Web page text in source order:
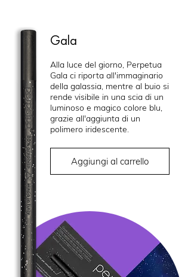
Gala
Alla luce del giorno, Perpetua
Gala ci riporta all'immaginario
della galassia, mentre al buio si
rende visibile in una scia di un
luminoso e magico colore blu,
grazie all'aggiunta di un
polimero iridescente.
Aggiungi al carrello